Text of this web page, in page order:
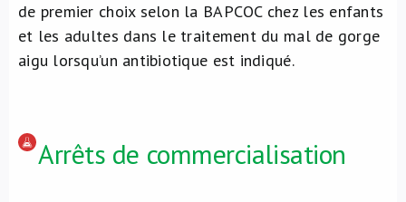
de premier choix selon la BAPCOC chez les enfants
et les adultes dans le traitement du mal de gorge
aigu lorsqu’un antibiotique est indiqué.
Arrêts de commercialisation